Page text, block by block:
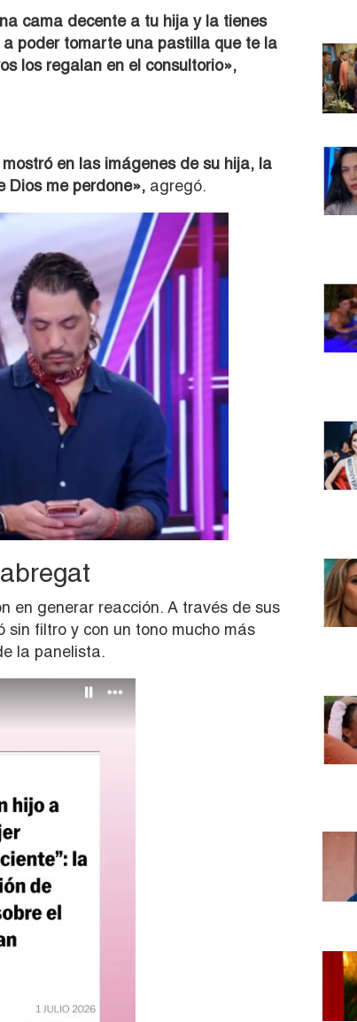
cama decente a tu hija y la tienes
poder tomarte una pastilla que te la
los regalan en el consultorio»,
en las imágenes de su hija, la
Dios me perdone», agregó.
en generar reacción. A través de sus
sin filtro y con un tono mucho más
la panelista.